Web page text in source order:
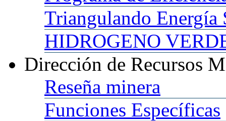
Triangulando Energía
HIDROGENO
Dirección de Recursos
Reseña minera
Funciones Específicas